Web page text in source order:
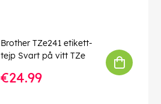
Brother TZe241 etikett-
tejp Svart på vitt TZe
€24.99